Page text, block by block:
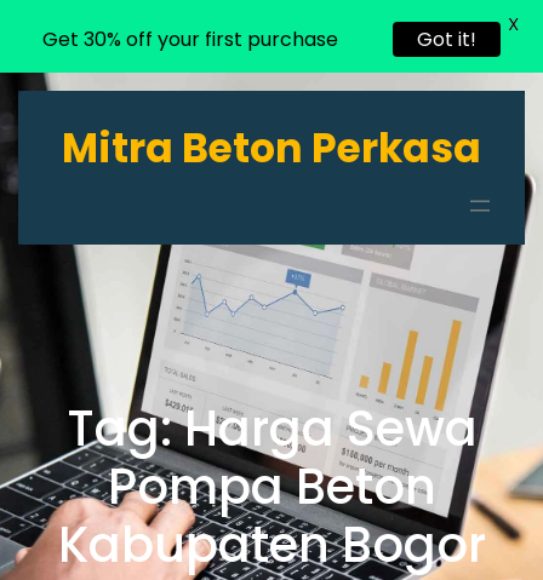
Lewati
ke
konten
Mitra Beton Perkasa
Tag:Harga Sewa
Pompa Beton
Kabupaten Bogor
Get 30% off your first purchase Got it!
X